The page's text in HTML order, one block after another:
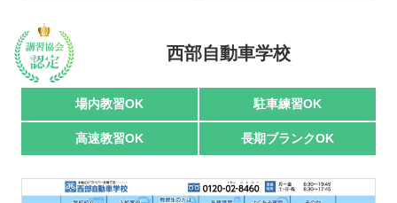
駅名で探す
おすすめ業者
西部自動車学校
場内教習OK 駐車練習OK
高速教習OK 長期ブランクOK